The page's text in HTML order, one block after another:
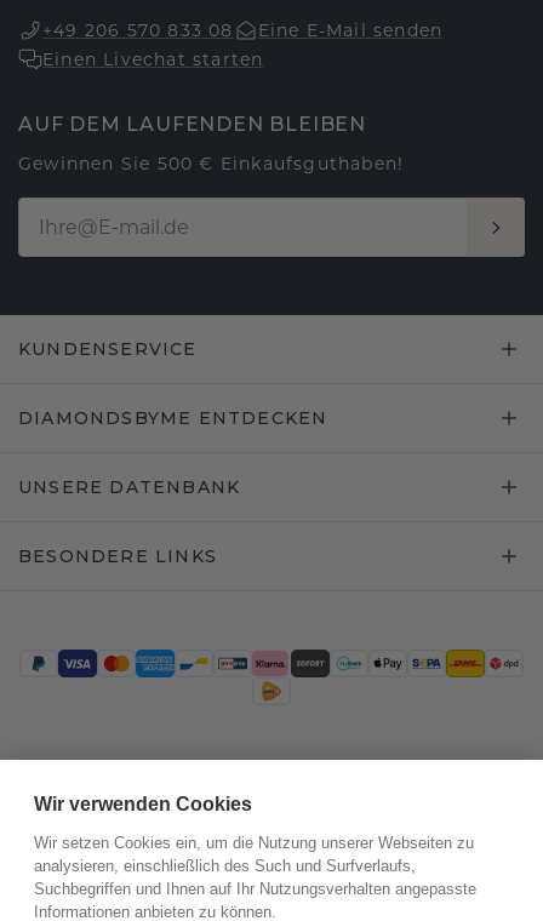
+49 206 570 833 08
Eine E-Mail senden
Einen Livechat starten
AUF DEM LAUFENDEN BLEIBEN
Gewinnen Sie 500 € Einkaufsguthaben!
KUNDENSERVICE
DIAMONDSBYME ENTDECKEN
UNSERE DATENBANK
BESONDERE LINKS
Wir verwenden Cookies
Wir setzen Cookies ein, um die Nutzung unserer Webseiten zu
analysieren, einschließlich des Such und Surfverlaufs,
Suchbegriffen und Ihnen auf Ihr Nutzungsverhalten angepasste
Informationen anbieten zu können.